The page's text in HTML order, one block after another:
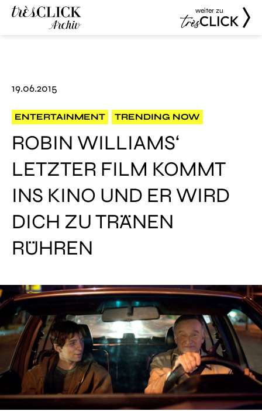
weiter zu
19.06.2015
ENTERTAINMENT TRENDING NOW
ROBIN WILLIAMS‘
LETZTER FILM KOMMT
INS KINO UND ER WIRD
DICH ZU TRÄNEN
RÜHREN